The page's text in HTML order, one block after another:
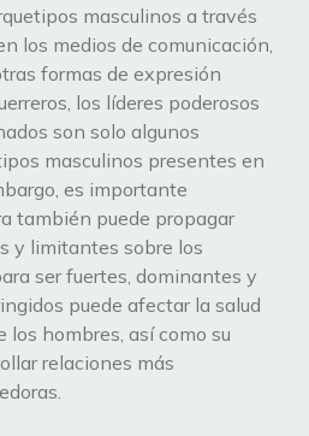
masculinos a través
los medios de comunicación,
formas de expresión
los líderes poderosos
son solo algunos
masculinos presentes en
es importante
también puede propagar
y limitantes sobre los
ser fuertes, dominantes y
puede afectar la salud
hombres, así como su
relaciones más